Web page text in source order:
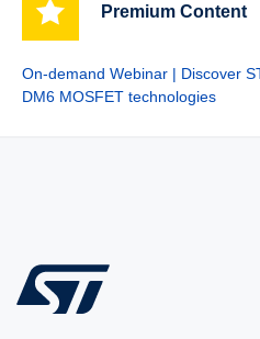
Premium Content
On-demand Webinar | Discover
DM6 MOSFET technologies